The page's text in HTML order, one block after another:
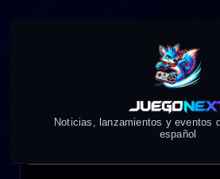
Noticias, lanzamientos y eventos
español